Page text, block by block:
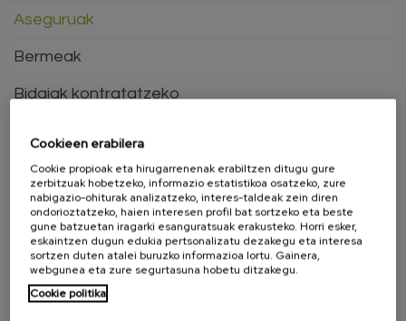
Aseguruak
Bermeak
Bidaiak kontratatzeko
Etxebizitzaren erosketa
Garraioak
Gure eskubideak defendatu
Hegazkin garraioa
Cookieen erabilera
Cookie propioak eta hirugarrenenak erabiltzen ditugu gure
zerbitzuak hobetzeko, informazio estatistikoa osatzeko, zure
nabigazio-ohiturak analizatzeko, interes-taldeak zein diren
ondorioztatzeko, haien interesen profil bat sortzeko eta beste
gune batzuetan iragarki esanguratsuak erakusteko. Horri esker,
eskaintzen dugun edukia pertsonalizatu dezakegu eta interesa
sortzen duten atalei buruzko informazioa lortu. Gainera,
webgunea eta zure segurtasuna hobetu ditzakegu.
Cookie politika